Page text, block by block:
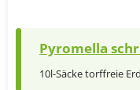
Pyromella
10l-Säcke torffreie